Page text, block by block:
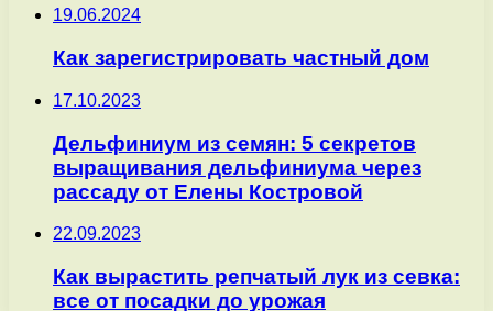
19.06.2024
Как зарегистрировать частный дом
17.10.2023
Дельфиниум из семян: 5 секретов
выращивания дельфиниума через
рассаду от Елены Костровой
22.09.2023
Как вырастить репчатый лук из севка:
все от посадки до урожая